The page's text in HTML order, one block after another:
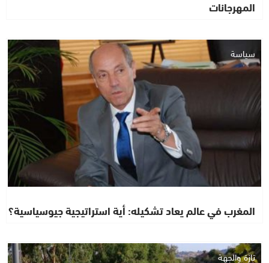
المهرجانات
سياسة
المغرب في عالم يعاد تشكيله: أية استراتيجية جيوسياسية؟
تازة والجهة